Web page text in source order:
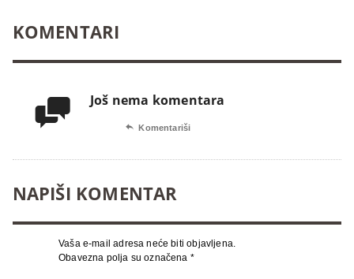
KOMENTARI
 Još nema komentara
 Komentariši
NAPIŠI KOMENTAR
Vaša e-mail adresa neće biti objavljena.
Obavezna polja su označena *